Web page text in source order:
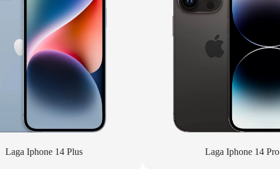
Laga Iphone 14 Plus Laga Iphone 14 Pro